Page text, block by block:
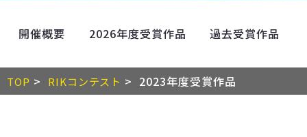
開催概要 2026年度受賞作品 過去受賞作品
TOP > RIKコンテスト > 2023年度受賞作品